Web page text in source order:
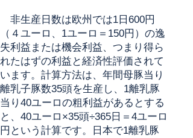
非生産日数は欧州では1日600円
（４ユーロ、1ユーロ＝150円）の逸
失利益または機会利益、つまり得ら
れたはずの利益と経済性評価されて
います。計算方法は、年間母豚当り
離乳子豚数35頭を生産し、1離乳豚
当り40ユーロの粗利益があるとする
と、40ユーロ×35頭÷365日＝4ユーロ
円という計算です。日本で1離乳豚